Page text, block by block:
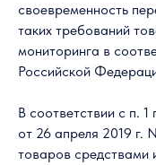
своевременность
таких требований
мониторинга в
Российской
В соответствии с п.
от 26 апреля 2019
товаров средствами